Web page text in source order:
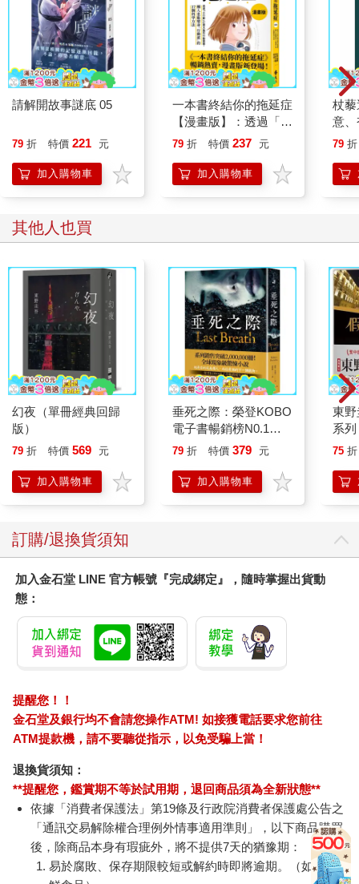
請解開故事謎底 05
79 折 特價 221 元
加入購物車
一本書終結你的拖延症
【漫畫版】：透過「小
行動」打開大腦的行動
「行動派」的37個科
學方法
79 折 特價 237 元
加入購物車
杖
意
恭
79 折
其他人也買
幻夜（單冊經典回歸
版）
79 折 特價 569 元
加入購物車
垂死之際：榮登KOBO
電子書暢銷榜N0.1！
全球現象級驚悚小說，
2,000,000冊！
79 折 特價 379 元
加入購物車
東
系
《
75 折
訂購/退換貨須知
加入金石堂 LINE 官方帳號『完成綁定』，隨時掌握出貨動
態：
提醒您！！
金石堂及銀行均不會請您操作ATM! 如接獲電話要求您前往
ATM提款機，請不要聽從指示，以免受騙上當！
退換貨須知：
**提醒您，鑑賞期不等於試用期，退回商品須為全新狀態**
依據「消費者保護法」第19條及行政院消費者保護處公告之
「通訊交易解除權合理例外情事適用準則」，以下商品購買
後，除商品本身有瑕疵外，將不提供7天的猶豫期：
易於腐敗、保存期限較短或解約時即將逾期。（如：生